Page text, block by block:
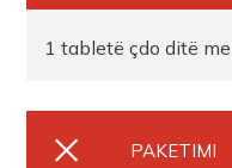
1 tabletë çdo ditë
PAKETIMI